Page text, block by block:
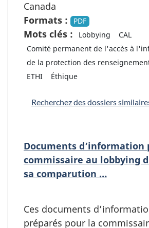
Canada
Formats :
PDF
Mots clés : Lobbying
CAL
Comité permanent de l'accès à
de la protection des
ETHI
Éthique
Recherchez des dossiers
Documents d’information
commissaire au lobbying
sa comparution …
Ces documents
préparés pour la